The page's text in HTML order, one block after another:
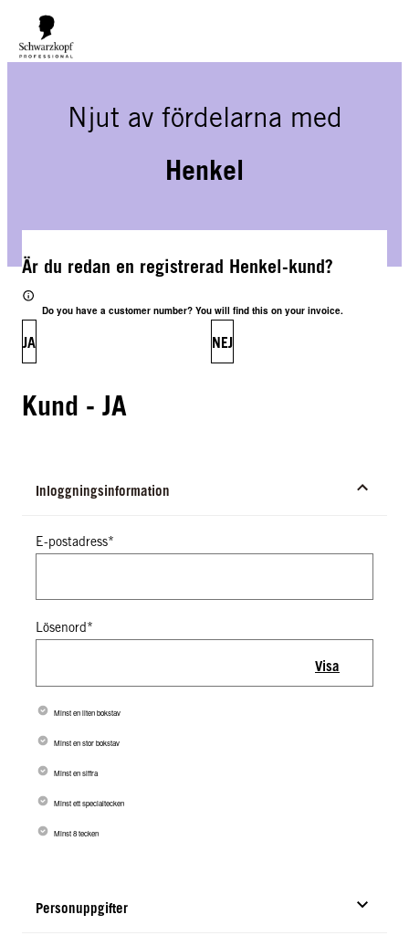
GRATIS LEVERANS PÅ BESTÄLLNINGAR ÖVER 160 €!
Njut av fördelarna med
Henkel
Är du redan en registrerad Henkel-kund?
Do you have a customer number? You will find this on your invoice.
JA NEJ
Kund - JA
Inloggningsinformation
E-postadress*
Lösenord*
Visa
Minst en liten bokstav
Minst en stor bokstav
Minst en siffra
Minst ett specialtecken
Minst 8 tecken
Personuppgifter